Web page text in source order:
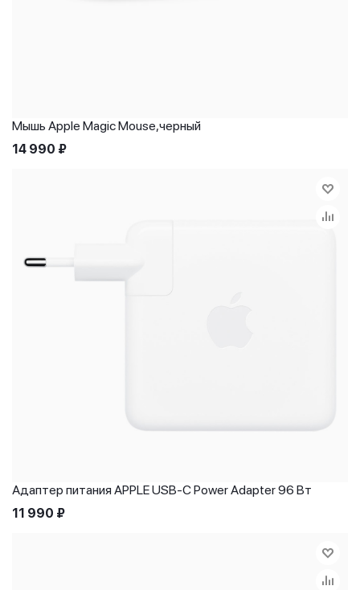
Мышь Apple Magic Mouse,черный
14 990 ₽
Адаптер питания APPLE USB-C Power Adapter 96 Вт
11 990 ₽